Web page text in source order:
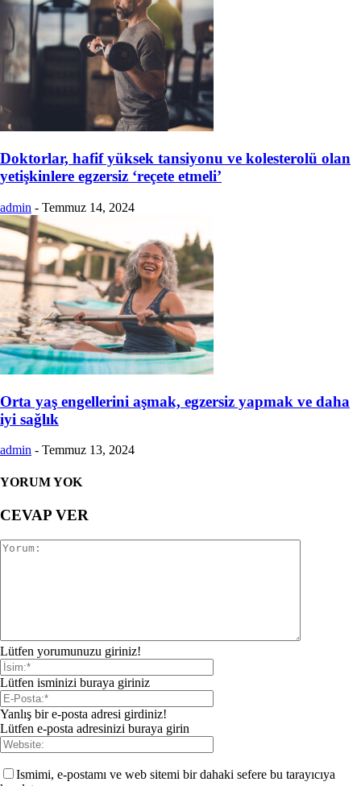
Doktorlar, hafif yüksek tansiyonu ve kolesterolü olan
yetişkinlere egzersiz ‘reçete etmeli’
admin - Temmuz 14, 2024
Orta yaş engellerini aşmak, egzersiz yapmak ve daha
iyi sağlık
admin - Temmuz 13, 2024
YORUM YOK
CEVAP VER
Lütfen yorumunuzu giriniz!
Lütfen isminizi buraya giriniz
Yanlış bir e-posta adresi girdiniz!
Lütfen e-posta adresinizi buraya girin
Ismimi, e-postamı ve web sitemi bir dahaki sefere bu tarayıcıya